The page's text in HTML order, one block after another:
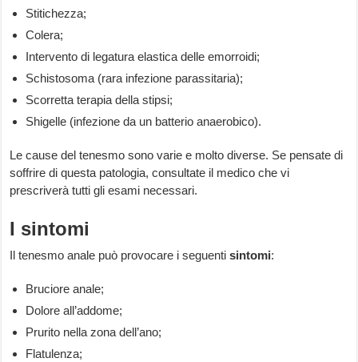
Stitichezza;
Colera;
Intervento di legatura elastica delle emorroidi;
Schistosoma (rara infezione parassitaria);
Scorretta terapia della stipsi;
Shigelle (infezione da un batterio anaerobico).
Le cause del tenesmo sono varie e molto diverse. Se pensate di
soffrire di questa patologia, consultate il medico che vi
prescriverà tutti gli esami necessari.
I sintomi
Il tenesmo anale può provocare i seguentisintomi:
Bruciore anale;
Dolore all’addome;
Prurito nella zona dell’ano;
Flatulenza;